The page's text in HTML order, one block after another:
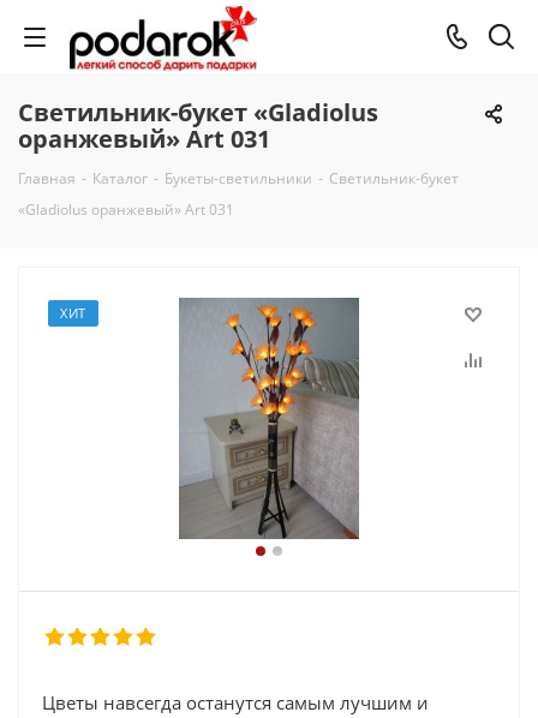
Светильник-букет «Gladiolus
оранжевый» Art 031
Главная - Каталог - Букеты-светильники - Светильник-букет
«Gladiolus оранжевый» Art 031
ХИТ
Цветы навсегда останутся самым лучшим и